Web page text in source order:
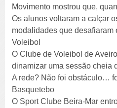
Movimento mostrou que,
Os alunos voltaram a calçar
modalidades que
Voleibol
O Clube de Voleibol de
dinamizar uma sessão cheia
A rede? Não foi obstáculo…
Basquetebo
O Sport Clube Beira-Mar